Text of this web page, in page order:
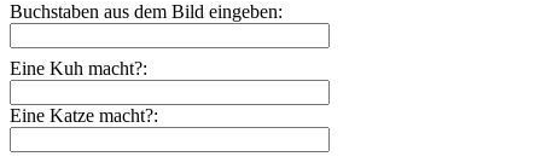
Buchstaben aus dem Bild eingeben:
Eine Kuh macht?:
Eine Katze macht?: